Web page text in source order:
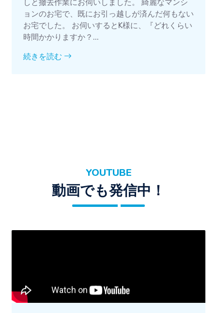
しと撤去作業にお伺いしました。 綺麗なマンシ
ョンのお宅で、既にお引っ越しが済んだ何もない
お宅でした。 お伺いするとK様に、『どれくらい
時間かかりますか？...
続きを読む
YOUTUBE
動画でも発信中！